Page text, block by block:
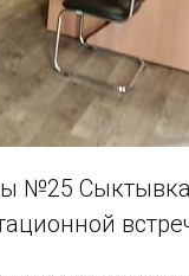
№25